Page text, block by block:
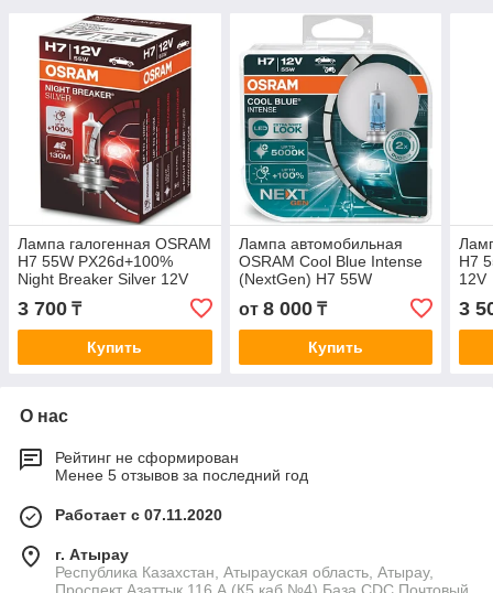
Лампа галогенная OSRAM
H7 55W PX26d+100%
Night Breaker Silver 12V
3 700 ₸
Купить
Лампа автомобильная
OSRAM Cool Blue Intense
(NextGen) H7 55W
PX26d+100% 5000K 12V,
евробокс, 2шт
от 8 000₸
Купить
H7
12V
3
О нас
Рейтинг не сформирован
Менее 5 отзывов за последний год
Работает с 07.11.2020
г. Атырау
Республика Казахстан, Атырауская область, Атырау,